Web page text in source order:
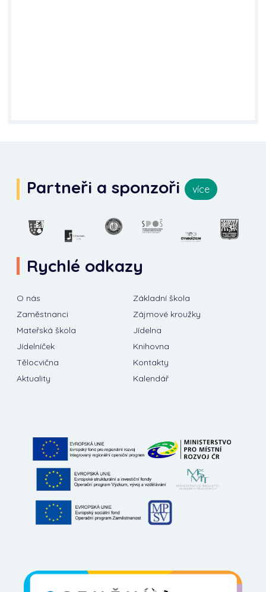
Partneři a sponzoři více
Rychlé odkazy
O nás
Základní škola
Zaměstnanci
Zájmové kroužky
Mateřská škola
Jídelna
Jídelníček
Knihovna
Tělocvična
Kontakty
Aktuality
Kalendář